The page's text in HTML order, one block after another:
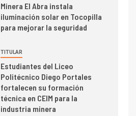
Producción minera en mayo de
I+D
PIB minero impacta el
crecimiento regional: Banco
Central reporta resultados
dispares en el primer
Minera El Abra instala
iluminación solar en Tocopilla
para mejorar la seguridad
TITULAR
Estudiantes del Liceo
Politécnico Diego Portales
fortalecen su formación
técnica en CEIM para la
industria minera